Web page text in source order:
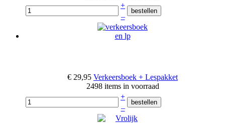
+
–
€ 29,95 Verkeersboek + Lespakket
2498 items in voorraad
+
–